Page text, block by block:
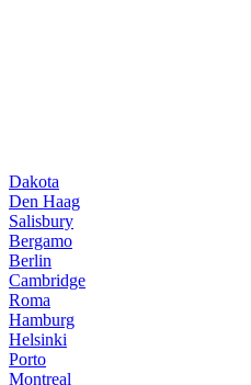
Dakota
Den Haag
Salisbury
Bergamo
Berlin
Cambridge
Roma
Hamburg
Helsinki
Porto
Montreal